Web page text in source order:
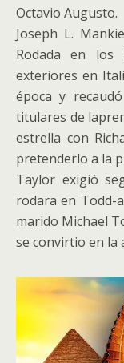
Octavio Augusto.
Joseph L.
Rodada en los
exteriores en
época y
titulares de
estrella con
pretenderlo a la
Taylor exigió
rodara en Todd-
marido Michael
se convirtio en la